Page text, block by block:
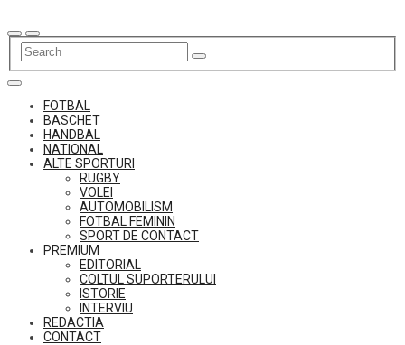
to
content
FOTBAL
BASCHET
HANDBAL
NATIONAL
ALTE SPORTURI
RUGBY
VOLEI
AUTOMOBILISM
FOTBAL FEMININ
SPORT DE CONTACT
PREMIUM
EDITORIAL
COLTUL SUPORTERULUI
ISTORIE
INTERVIU
REDACTIA
CONTACT